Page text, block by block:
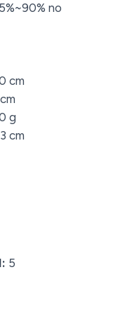
5%~90% no
cm
g
cm
5